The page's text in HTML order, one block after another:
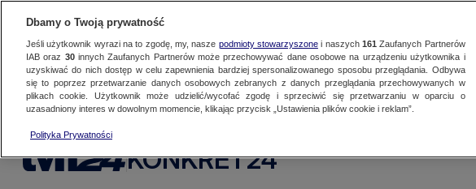
KONKRET24
Dbamy o Twoją prywatność
Jeśli użytkownik wyrazi na to zgodę, my, nasze podmioty stowarzyszonei naszych 161 Zaufanych Partnerów
IAB oraz 30innych Zaufanych Partnerów może przechowywać dane osobowe na urządzeniu użytkownika i
uzyskiwać do nich dostęp w celu zapewnienia bardziej spersonalizowanego sposobu przeglądania. Odbywa
się to poprzez przetwarzanie danych osobowych zebranych z danych przeglądania przechowywanych w
plikach cookie. Użytkownik może udzielić/wycofać zgodę i sprzeciwić się przetwarzaniu w oparciu o
uzasadniony interes w dowolnym momencie, klikając przycisk „Ustawienia plików cookie i reklam”.
Polityka Prywatności